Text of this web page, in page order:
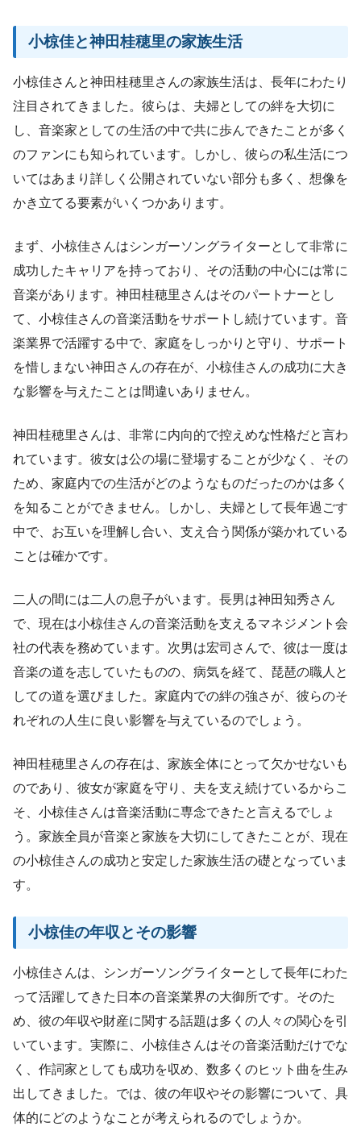
小椋佳と神田桂穂里の家族生活
小椋佳さんと神田桂穂里さんの家族生活は、長年にわたり
注目されてきました。彼らは、夫婦としての絆を大切に
し、音楽家としての生活の中で共に歩んできたことが多く
のファンにも知られています。しかし、彼らの私生活につ
いてはあまり詳しく公開されていない部分も多く、想像を
かき立てる要素がいくつかあります。
まず、小椋佳さんはシンガーソングライターとして非常に
成功したキャリアを持っており、その活動の中心には常に
音楽があります。神田桂穂里さんはそのパートナーとし
て、小椋佳さんの音楽活動をサポートし続けています。音
楽業界で活躍する中で、家庭をしっかりと守り、サポート
を惜しまない神田さんの存在が、小椋佳さんの成功に大き
な影響を与えたことは間違いありません。
神田桂穂里さんは、非常に内向的で控えめな性格だと言わ
れています。彼女は公の場に登場することが少なく、その
ため、家庭内での生活がどのようなものだったのかは多く
を知ることができません。しかし、夫婦として長年過ごす
中で、お互いを理解し合い、支え合う関係が築かれている
ことは確かです。
二人の間には二人の息子がいます。長男は神田知秀さん
で、現在は小椋佳さんの音楽活動を支えるマネジメント会
社の代表を務めています。次男は宏司さんで、彼は一度は
音楽の道を志していたものの、病気を経て、琵琶の職人と
しての道を選びました。家庭内での絆の強さが、彼らのそ
れぞれの人生に良い影響を与えているのでしょう。
神田桂穂里さんの存在は、家族全体にとって欠かせないも
のであり、彼女が家庭を守り、夫を支え続けているからこ
そ、小椋佳さんは音楽活動に専念できたと言えるでしょ
う。家族全員が音楽と家族を大切にしてきたことが、現在
の小椋佳さんの成功と安定した家族生活の礎となっていま
す。
小椋佳の年収とその影響
小椋佳さんは、シンガーソングライターとして長年にわた
って活躍してきた日本の音楽業界の大御所です。そのた
め、彼の年収や財産に関する話題は多くの人々の関心を引
いています。実際に、小椋佳さんはその音楽活動だけでな
く、作詞家としても成功を収め、数多くのヒット曲を生み
出してきました。では、彼の年収やその影響について、具
体的にどのようなことが考えられるのでしょうか。